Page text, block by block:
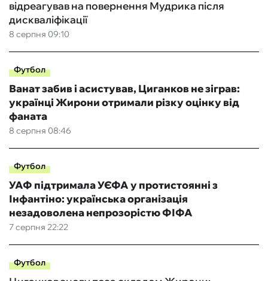
8 серпня 09:10
відреагував на повернення Мудрика після
дискваліфікації
Футбол
8 серпня 08:46
Ванат забив і асистував, Циганков не зіграв:
українці Жирони отримали різку оцінку від
фаната
Футбол
7 серпня 22:22
УАФ підтримала УЄФА у протистоянні з
Інфантіно: українська організація
незадоволена непрозорістю ФІФА
Футбол